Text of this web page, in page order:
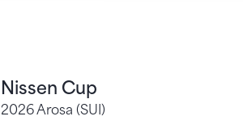
Nissen Cup
2026 Arosa (SUI)